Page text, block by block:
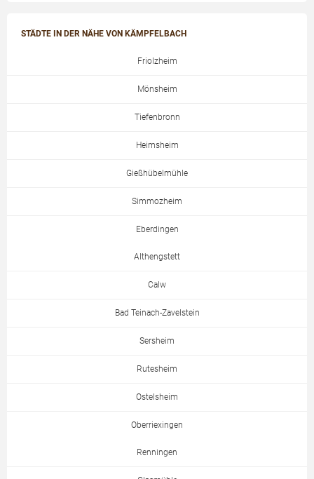
STÄDTE IN DER NÄHE VON KÄMPFELBACH
Friolzheim
Mönsheim
Tiefenbronn
Heimsheim
Gießhübelmühle
Simmozheim
Eberdingen
Althengstett
Calw
Bad Teinach-Zavelstein
Sersheim
Rutesheim
Ostelsheim
Oberriexingen
Renningen